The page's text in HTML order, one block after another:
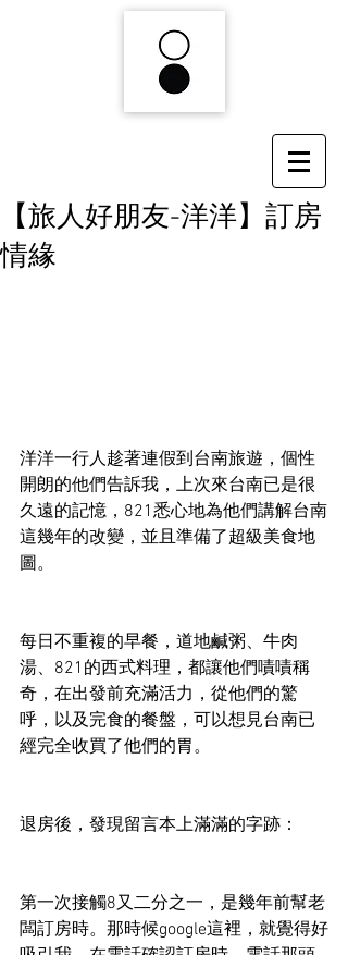
【旅人好朋友-洋洋】訂房
情緣
洋洋一行人趁著連假到台南旅遊，個性
開朗的他們告訴我，上次來台南已是很
久遠的記憶，821悉心地為他們講解台南
這幾年的改變，並且準備了超級美食地
圖。
每日不重複的早餐，道地鹹粥、牛肉
湯、821的西式料理，都讓他們嘖嘖稱
奇，在出發前充滿活力，從他們的驚
呼，以及完食的餐盤，可以想見台南已
經完全收買了他們的胃。
退房後，發現留言本上滿滿的字跡：
第一次接觸8又二分之一，是幾年前幫老
闆訂房時。那時候google這裡，就覺得好